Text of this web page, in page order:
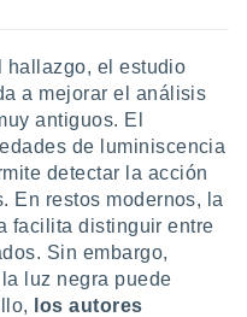
hallazgo, el estudio
a mejorar el análisis
antiguos. El
de luminiscencia
detectar la acción
En restos modernos, la
facilita distinguir entre
Sin embargo,
luz negra puede
los autores